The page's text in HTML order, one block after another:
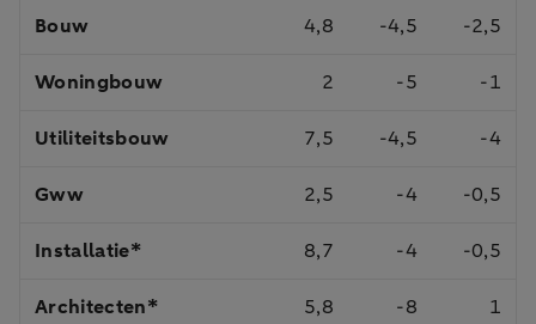
Bouw 4,8 -4,5 -2,5
Woningbouw 2 -5 -1
Utiliteitsbouw 7,5 -4,5 -4
Gww 2,5 -4 -0,5
Installatie* 8,7 -4 -0,5
Architecten* 5,8 -8 1